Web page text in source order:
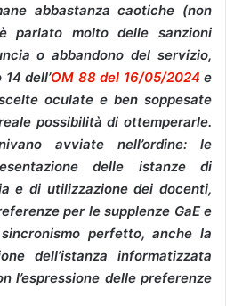
abbastanza caotiche (non
molto delle sanzioni
o abbandono del servizio,
dell’OM 88 del 16/05/2024 e
oculate e ben soppesate
possibilità di ottemperarle.
avviate nell’ordine: le
delle istanze di
e di utilizzazione dei docenti,
per le supplenze GaE e
perfetto, anche la
dell’istanza informatizzata
l’espressione delle preferenze